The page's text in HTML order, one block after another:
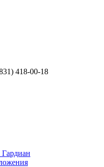
418-00-18